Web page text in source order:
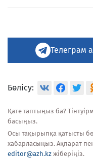
Телеграм
Бөлісу:
Қате таптыңыз ба?
басыңыз.
Осы тақырыпқа қатысты
хабарласыңыз. Ақпарат
editor@azh.kz жіберіңіз.